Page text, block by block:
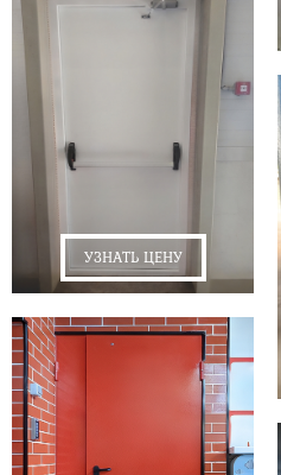
УЗНАТЬ ЦЕНУ